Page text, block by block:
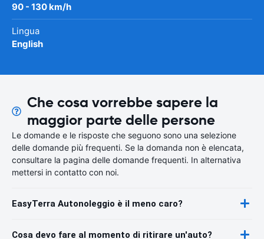
90 - 130 km/h
Lingua
English
Che cosa vorrebbe sapere la
maggior parte delle persone
Le domande e le risposte che seguono sono una selezione
delle domande più frequenti. Se la domanda non è elencata,
consultare la pagina delle domande frequenti. In alternativa
mettersi in contatto con noi.
EasyTerra Autonoleggio è il meno caro?
Cosa devo fare al momento di ritirare un'auto?